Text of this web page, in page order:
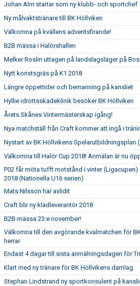
Johan Alm startar som ny klubb- och sportchef
Ny målvaktstränare till BK Höllviken
Välkomna på kvällens adventsfirande!
B2B mässa i Halörshallen
Melker Roslin uttagen på landslagsläger på
Nytt konstsgräs på K1 2018
Längre öppettider och bemanning på kansliet
Hyllie idrottsskadeklinik besöker BK Höllviken
Årets Skånes Vintermästerskap igång!
Nya matchställ från Craft kommer att ingå i
Nystart av BK Höllvikens Spelarutbildningsplan
Välkomna till Halör Cup 2018! Anmälan är nu
P02 får möta tufft motstånd i vinter (Ligacupen)
2018 (Nationella U16 serien)
Mats Nilsson har avlidit
Craft blir ny klädleverantör 2018
B2B-mässa 23:e november!
Välkomna till den avgörande kvalmatchen för
herrar
Endast 4 dagar till sista anmälningsdagen för
Klart med ny tränare för BK Höllvikens damlag
Stephan Lindstrand ny sportkonsulent på